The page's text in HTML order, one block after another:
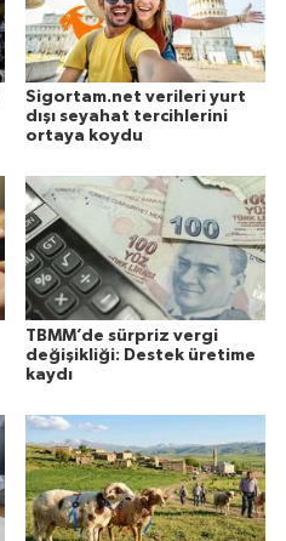
Sigortam.net verileri yurt
dışı seyahat tercihlerini
ortaya koydu
TBMM’de sürpriz vergi
değişikliği: Destek üretime
kaydı